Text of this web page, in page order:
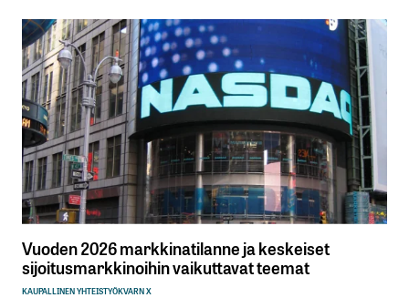
Vuoden 2026 markkinatilanne ja keskeiset
sijoitusmarkkinoihin vaikuttavat teemat
KAUPALLINEN YHTEISTYÖKVARN X